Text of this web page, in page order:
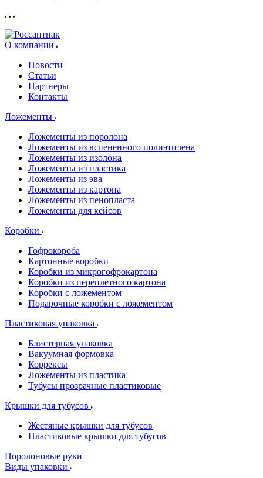
О компании
Новости
Статьи
Партнеры
Контакты
Ложементы
Ложементы из поролона
Ложементы из вспененного полиэтилена
Ложементы из изолона
Ложементы из пластика
Ложементы из эва
Ложементы из картона
Ложементы из пенопласта
Ложементы для кейсов
Коробки
Гофрокороба
Картонные коробки
Коробки из микрогофрокартона
Коробки из переплетного картона
Коробки с ложементом
Подарочные коробки с ложементом
Пластиковая упаковка
Блистерная упаковка
Вакуумная формовка
Коррексы
Ложементы из пластика
Тубусы прозрачные пластиковые
Крышки для тубусов
Жестяные крышки для тубусов
Пластиковые крышки для тубусов
Поролоновые руки
Виды упаковки